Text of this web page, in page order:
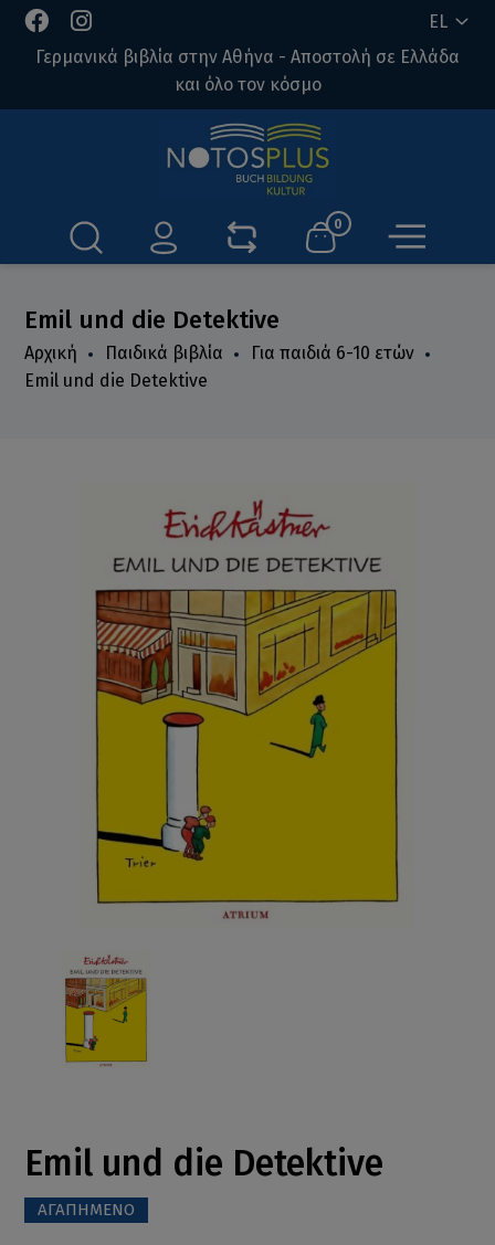
EL
Γερμανικά βιβλία στην Αθήνα - Αποστολή σε Ελλάδα
και όλο τον κόσμο
0
Emil und die Detektive
Αρχική Παιδικά βιβλία
Για παιδιά 6-10 ετών
Emil und die Detektive
Emil und die Detektive
ΑΓΑΠΗΜΕΝΟ